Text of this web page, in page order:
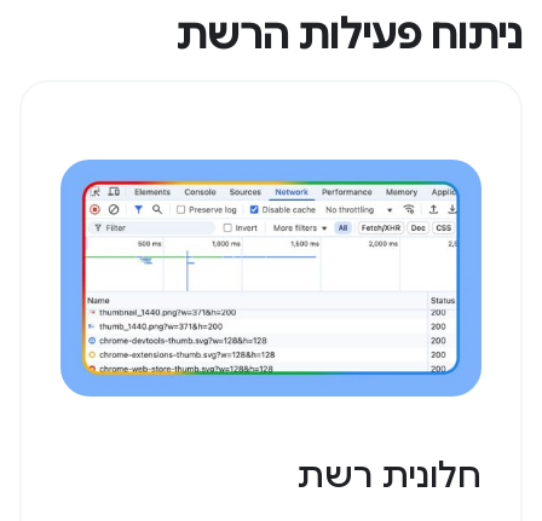
ניתוח פעילות הרשת
חלונית רשת